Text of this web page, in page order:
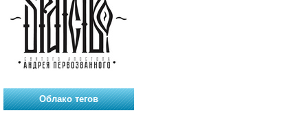
Облако тегов